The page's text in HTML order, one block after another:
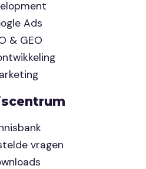
Ads
& GEO
vragen